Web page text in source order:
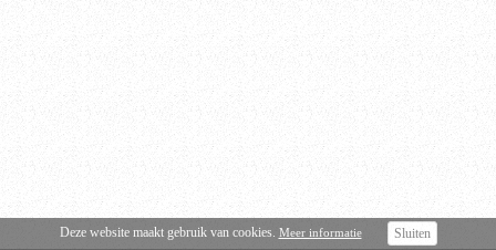
Deze website maakt gebruik van cookies. Meer informatie Sluiten